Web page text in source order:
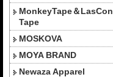
MonkeyTape＆LasCon
Tape
MOSKOVA
MOYA BRAND
Newaza Apparel